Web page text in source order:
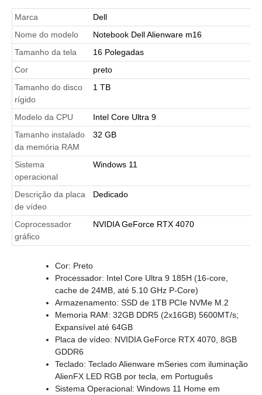
Marca
Dell
Nome do modelo
Notebook Dell Alienware m16
Tamanho da tela
16 Polegadas
Cor
preto
Tamanho do disco
rígido
1 TB
Modelo da CPU
Intel Core Ultra 9
Tamanho instalado
da memória RAM
32 GB
Sistema
operacional
Windows 11
Descrição da placa
de vídeo
Dedicado
Coprocessador
gráfico
NVIDIA GeForce RTX 4070
Cor: Preto
Processador: Intel Core Ultra 9 185H (16-core,
cache de 24MB, até 5.10 GHz P-Core)
Armazenamento: SSD de 1TB PCIe NVMe M.2
Memoria RAM: 32GB DDR5 (2x16GB) 5600MT/s;
Expansível até 64GB
Placa de vídeo: NVIDIA GeForce RTX 4070, 8GB
GDDR6
Teclado: Teclado Alienware mSeries com iluminação
AlienFX LED RGB por tecla, em Português
Sistema Operacional: Windows 11 Home em